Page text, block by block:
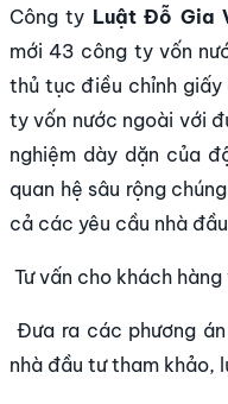
Công ty Luật Đỗ Gia
mới 43 công ty vốn
thủ tục điều chỉnh
ty vốn nước ngoài với
nghiệm dày dặn của
quan hệ sâu rộng
cả các yêu cầu nhà
Tư vấn cho khách
Đưa ra các phương
nhà đầu tư tham khảo,